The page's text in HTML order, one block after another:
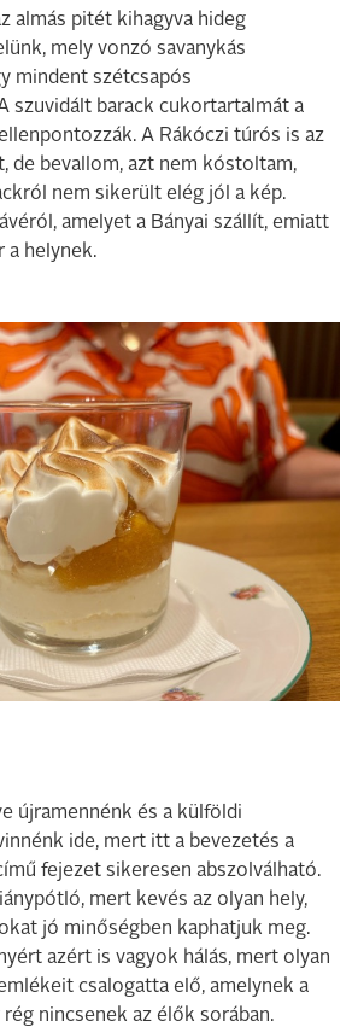
almás pitét kihagyva hideg
mely vonzó savanykás
mindent szétcsapós
szuvidált barack cukortartalmát a
A Rákóczi túrós is az
de bevallom, azt nem kóstoltam,
nem sikerült elég jól a kép.
amelyet a Bányai szállít, emiatt
a helynek.
újramennénk és a külföldi
ide, mert itt a bevezetés a
fejezet sikeresen abszolválható.
mert kevés az olyan hely,
jó minőségben kaphatjuk meg.
azért is vagyok hálás, mert olyan
csalogatta elő, amelynek a
nincsenek az élők sorában.